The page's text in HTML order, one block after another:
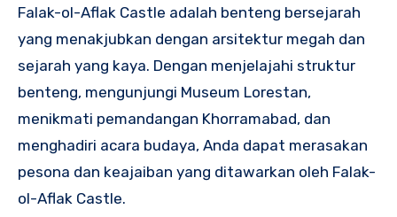
Falak-ol-Aflak Castle adalah benteng bersejarah
yang menakjubkan dengan arsitektur megah dan
sejarah yang kaya. Dengan menjelajahi struktur
benteng, mengunjungi Museum Lorestan,
menikmati pemandangan Khorramabad, dan
menghadiri acara budaya, Anda dapat merasakan
pesona dan keajaiban yang ditawarkan oleh Falak-
ol-Aflak Castle.